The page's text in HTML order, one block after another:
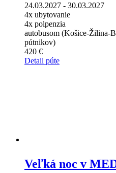
24.03.2027 - 30.03.2027
4x ubytovanie
4x polpenzia
autobusom (Košice-Žilina-
pútnikov)
420 €
Detail púte
Veľká noc v